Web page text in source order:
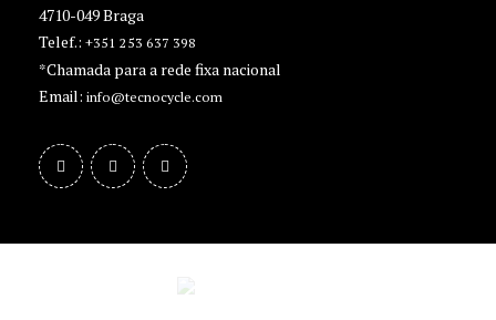
4710-049 Braga
Telef.: +351 253 637 398
*Chamada para a rede fixa nacional
Email: info@tecnocycle.com